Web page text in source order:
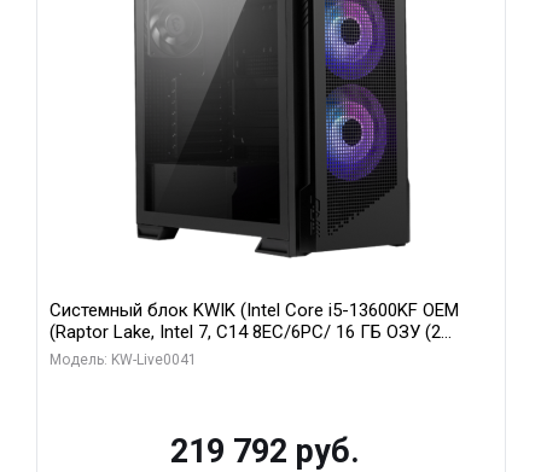
Системный блок KWIK (Intel Core i5-13600KF OEM
(Raptor Lake, Intel 7, C14 8EC/6PC/ 16 ГБ ОЗУ (2
модуля)/ Palit RTX5080 GAMINGPRO OC 16GB GDDR7
Модель: KW-Live0041
219 792 руб.